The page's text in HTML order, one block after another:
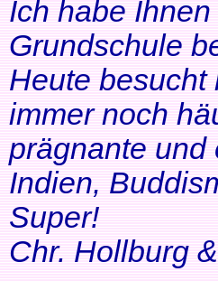
Ich habe
Grundschule
Heute besucht
immer noch
prägnante und
Indien,
Super!
Chr. Hollburg